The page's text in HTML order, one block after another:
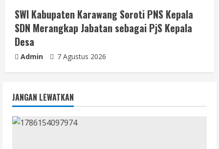
SWI Kabupaten Karawang Soroti PNS Kepala
SDN Merangkap Jabatan sebagai PjS Kepala
Desa
Admin 7 Agustus 2026
JANGAN LEWATKAN